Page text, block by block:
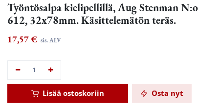
Työntösalpa kielipellillä, Aug Stenman N:o
612, 32x78mm. Käsittelemätön teräs.
17,57€ sis. ALV
Lisää ostoskoriin Osta nyt